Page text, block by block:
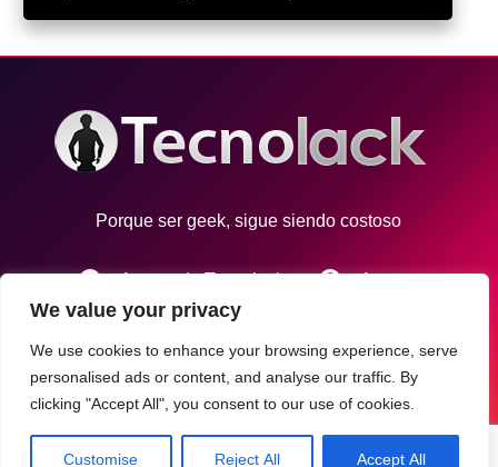
We value your privacy
We use cookies to enhance your browsing experience, serve
personalised ads or content, and analyse our traffic. By
clicking "Accept All", you consent to our use of cookies.
Customise Reject All Accept All
Porque ser geek, sigue siendo costoso
info Acerca de Tecnolack account_circle Autores
Desarrollo por MezcalMedia